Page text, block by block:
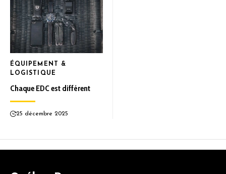
ÉQUIPEMENT &
LOGISTIQUE
Chaque EDC est différent
25 décembre 2025